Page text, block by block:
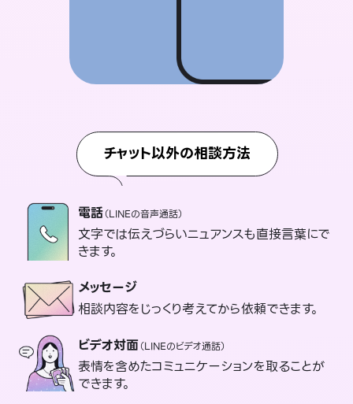
チャット以外の相談方法
電話（LINEの音声通話）
文字では伝えづらいニュアンスも直接言葉にで
きます。
メッセージ
相談内容をじっくり考えてから依頼できます。
ビデオ対面（LINEのビデオ通話）
表情を含めたコミュニケーションを取ることが
できます。